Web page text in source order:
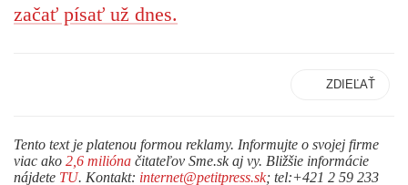
začať písať už dnes.
ZDIEĽAŤ
Tento text je platenou formou reklamy. Informujte o svojej firme
viac ako 2,6 milióna čitateľov Sme.sk aj vy. Bližšie informácie
nájdete TU. Kontakt: internet@petitpress.sk; tel:+421 2 59 233